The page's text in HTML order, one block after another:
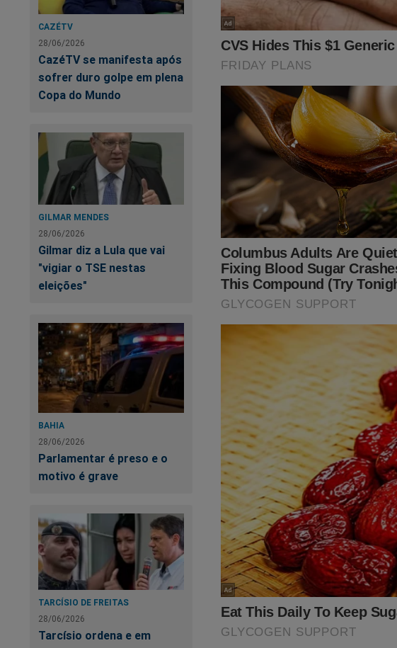
CAZÉTV
28/06/2026
CazéTV se manifesta após
sofrer duro golpe em plena
Copa do Mundo
GILMAR MENDES
28/06/2026
Gilmar diz a Lula que vai
"vigiar o TSE nestas
eleições"
BAHIA
28/06/2026
Parlamentar é preso e o
motivo é grave
TARCÍSIO DE FREITAS
28/06/2026
Tarcísio ordena e em
Você, leitor do JCO, tem visto as
Alexandre de Moraes? O próprio
judiciário. Foi devastador!
comerciais. Para fortelecer a
o direito de assistir o primeiro
conteúdo da Revista A Verdade,
assinar, clique no link: https://
Outra forma de você apoiar o JCO
momento uma promoção
SãoTRÊS livros(sobre o STF,
link abaixo:
https://realiser.com.br/
O próprio Bolsonaro já conhece os